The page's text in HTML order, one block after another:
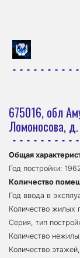
675016, обл
Ломоносова, д.
Общая
Год постройки:
Количество
Год ввода в
Количество
Серия, тип
Количество
Количество